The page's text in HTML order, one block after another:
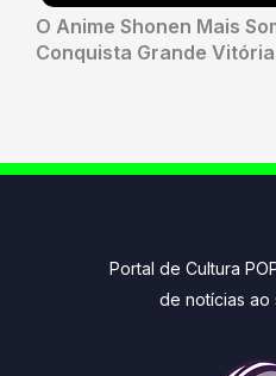
O Anime Shonen Mais
Conquista Grande
Portal de Cultura
de notícias ao